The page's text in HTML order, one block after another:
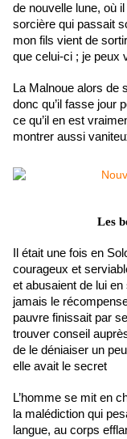
de nouvelle lune, où
sorcière qui passait
mon fils vient de
que celui-ci ; je peux
La Malnoue alors de
donc qu’il fasse jour
ce qu’il en est
montrer aussi
Les
Il était une fois en
courageux et
et abusaient de lui
jamais le
pauvre finissait par
trouver conseil
de le déniaiser un
elle avait le secret
L’homme se mit en
la malédiction qui
langue, au corps